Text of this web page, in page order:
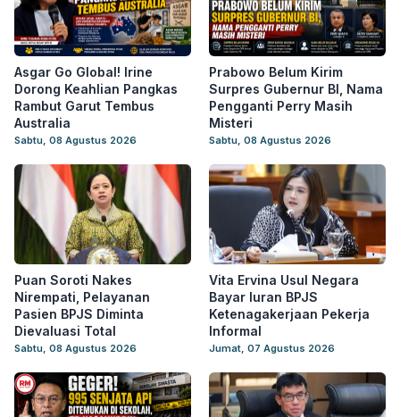
Asgar Go Global! Irine
Dorong Keahlian Pangkas
Rambut Garut Tembus
Australia
Sabtu, 08 Agustus 2026
Prabowo Belum Kirim
Surpres Gubernur BI, Nama
Pengganti Perry Masih
Misteri
Sabtu, 08 Agustus 2026
Puan Soroti Nakes
Nirempati, Pelayanan
Pasien BPJS Diminta
Dievaluasi Total
Sabtu, 08 Agustus 2026
Vita Ervina Usul Negara
Bayar Iuran BPJS
Ketenagakerjaan Pekerja
Informal
Jumat, 07 Agustus 2026